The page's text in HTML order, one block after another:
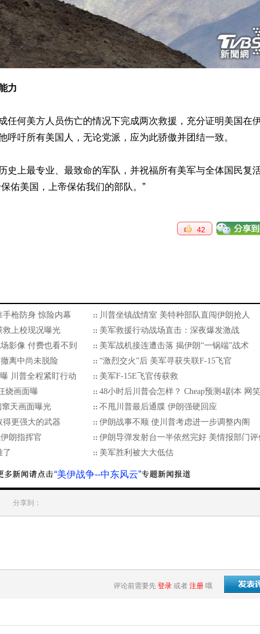
力
任何美方人员伤亡的情况下完成两次救援，充分证明美国在
呼吁所有美国人，无论党派，应为此骄傲并团结一致。
史上最专业、最致命的军队，并祝福所有美军与全体国民复
佑美国，上帝保佑我们的部队。”
42
枪防身 惊险内幕
川普坐镇战情室 美特种部队直闯伊朗抢人
救上校现况曝光
美军救援行动战场直击：深夜爆发激战
影像 付费也看不到
美军战机接连遭击落 揭伊朗“一锅端”战术
离中尚未脱险
“激烈交火”后 美军寻获失联F-15飞官
川普全程紧盯行动
美军F-15E飞官传获救
烧画面曝
48小时后川普会怎样？ Cheap预测4剧本 网
窜天画面曝光
不甩川普最后通牒 伊朗强硬回应
得更强大的武器
伊朗战事不顺 使川普考虑进一步调整内阁
朗指挥官
伊朗导弹发射台一半依然完好 美情报部门评
了
美军胜利被大大低估
“美伊战争--中东风云”
分享到：
评论前需要先 登录 或者 注册 哦